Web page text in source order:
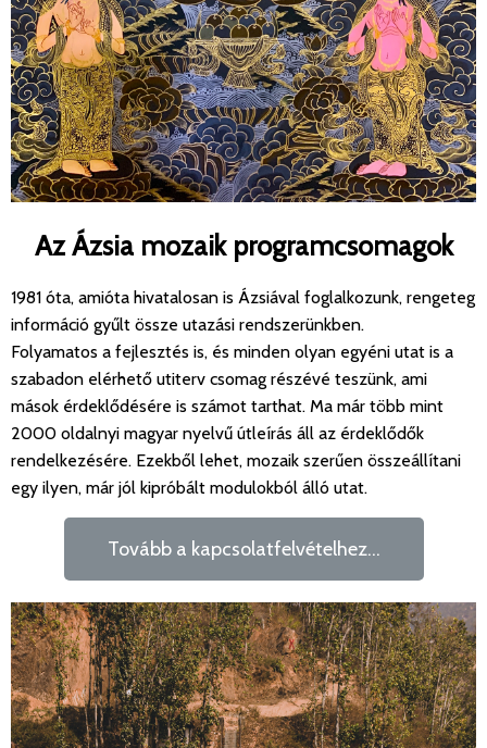
Az Ázsia mozaik programcsomagok
1981 óta, amióta hivatalosan is Ázsiával foglalkozunk, rengeteg
információ gyűlt össze utazási rendszerünkben.
Folyamatos a fejlesztés is, és minden olyan egyéni utat is a
szabadon elérhető utiterv csomag részévé teszünk, ami
mások érdeklődésére is számot tarthat. Ma már több mint
2000 oldalnyi magyar nyelvű útleírás áll az érdeklődők
rendelkezésére. Ezekből lehet, mozaik szerűen összeállítani
egy ilyen, már jól kipróbált modulokból álló utat.
Tovább a kapcsolatfelvételhez...